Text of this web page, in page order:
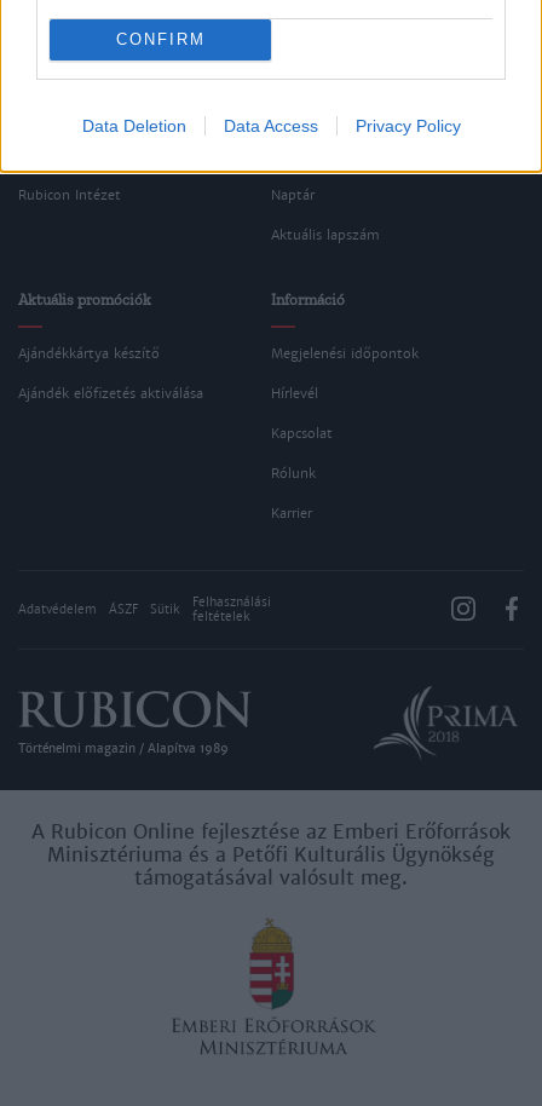
CONFIRM
Data Deletion Data Access Privacy Policy
Oldalaink
Rubicon Bolt
Rubicon Intézet
Cikkek
Korszakok
Tananyagok
Naptár
Aktuális lapszám
Aktuális promóciók
Ajándékkártya készítő
Ajándék előfizetés aktiválása
Információ
Megjelenési időpontok
Hírlevél
Kapcsolat
Rólunk
Karrier
Adatvédelem ÁSZF Sütik
Felhasználási
feltételek
Történelmi magazin / Alapítva 1989
A Rubicon Online fejlesztése az Emberi Erőforrások
Minisztériuma és a Petőfi Kulturális Ügynökség
támogatásával valósult meg.